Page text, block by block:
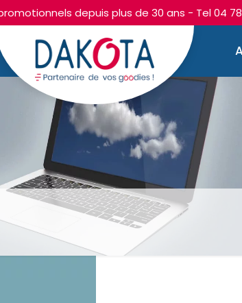
depuis plus de 30 ans - Tel04